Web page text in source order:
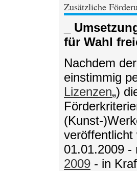
Zusätzliche
_
für Wahl
Nachdem
einstimmig
Lizenzen„)
(Kunst-
veröffentlicht
01.01.2009
2009 - in